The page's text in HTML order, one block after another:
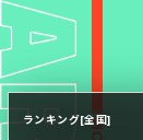
ランキング[全国]